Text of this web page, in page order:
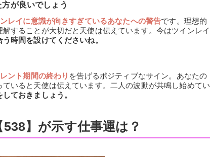
が良いでしょう
レイに意識が向きすぎているあなたへの警告です。理想的
することが大切だと天使は伝えています。今はツインレイ
時間を設けてくださいね。
ント期間の終わり を告げるポジティブなサイン。あなたの
いると天使は伝えています。二人の波動が共鳴し始めてい
ておきましょう。
】が示す仕事運は？